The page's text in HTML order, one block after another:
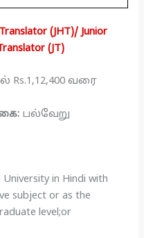
(JHT)/ Junior
(JT)
Rs.1,12,400 வரை
பல்வேறு
in Hindi with
subject or as the
level;or